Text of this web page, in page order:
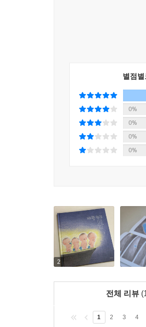
별점
0%
0%
0%
0%
2
전체 리뷰
1 2 3 4